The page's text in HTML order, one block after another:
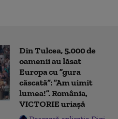
Din Tulcea, 5.000 de
oamenii au lăsat
Europa cu ”gura
căscată”: ”Am uimit
lumea!”. România,
VICTORIE uriașă